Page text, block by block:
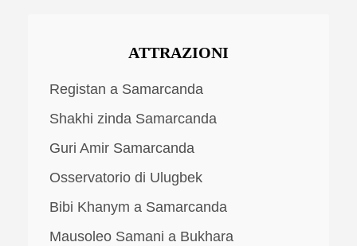
ATTRAZIONI
Registan a Samarcanda
Shakhi zinda Samarcanda
Guri Amir Samarcanda
Osservatorio di Ulugbek
Bibi Khanym a Samarcanda
Mausoleo Samani a Bukhara